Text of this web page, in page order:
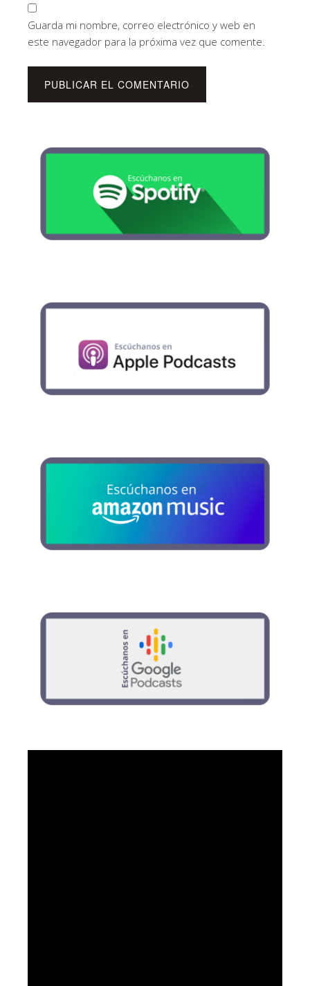
Guarda mi nombre, correo electrónico y web en
este navegador para la próxima vez que comente.